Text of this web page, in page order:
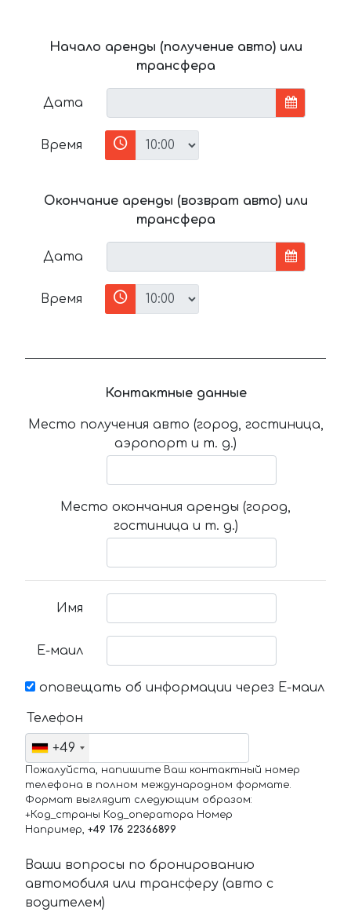
Начало аренды (получение авто) или
трансфера
Дата
Время
Окончание аренды (возврат авто) или
трансфера
Дата
Время
Контактные данные
Место получения авто (город, гостиница,
аэропорт и т. д.)
Место окончания аренды (город,
гостиница и т. д.)
Имя
Е-маил
оповещать об информации через Е-маил
Телефон
+49
Пожалуйста, напишите Ваш контактный номер
телефона в полном международном формате.
Формат выглядит следующим образом:
+Код_страны Код_оператора Номер
Например, +49 176 22366899
Ваши вопросы по бронированию
автомобиля или трансферу (авто с
водителем)